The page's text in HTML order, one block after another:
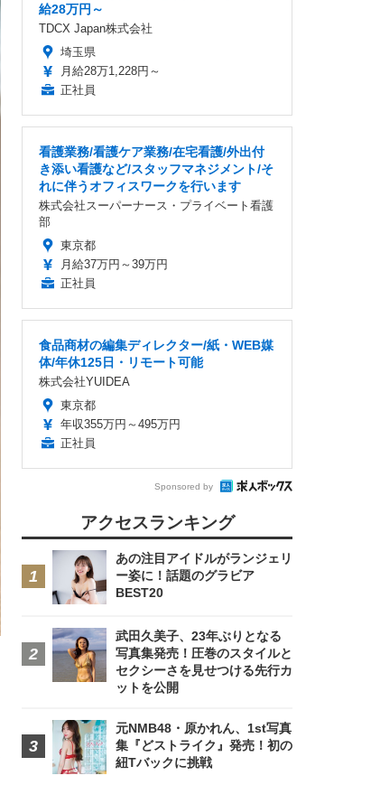
給28万円～
TDCX Japan株式会社
埼玉県
月給28万1,228円～
正社員
看護業務/看護ケア業務/在宅看護/外出付
き添い看護など/スタッフマネジメント/そ
れに伴うオフィスワークを行います
株式会社スーパーナース・プライベート看護
部
東京都
月給37万円～39万円
正社員
食品商材の編集ディレクター/紙・WEB媒
体/年休125日・リモート可能
株式会社YUIDEA
東京都
年収355万円～495万円
正社員
Sponsored by
アクセスランキング
あの注目アイドルがランジェリ
ー姿に！話題のグラビア
BEST20
武田久美子、23年ぶりとなる
写真集発売！圧巻のスタイルと
セクシーさを見せつける先行カ
ットを公開
元NMB48・原かれん、1st写真
集『どストライク』発売！初の
紐Tバックに挑戦